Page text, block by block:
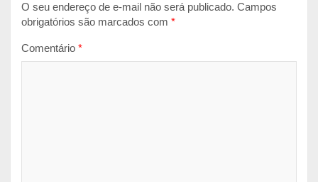
O seu endereço de e-mail não será publicado. Campos
obrigatórios são marcados com *
Comentário *